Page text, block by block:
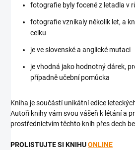
fotografie byly focené z letadla v
fotografie vznikaly několik let, a
celku
je ve slovenské a anglické mutaci
je vhodná jako hodnotný dárek,
případně učební pomůcka
Kniha je součástí unikátní edice
Autoři knihy vám svou vášeň k létání a
prostřednictvím těchto knih přes dech
PROLISTUJTE SI KNIHUONLINE